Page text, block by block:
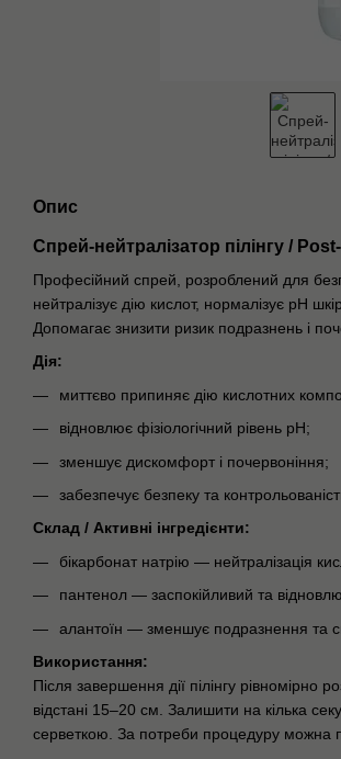
Опис
Спрей-нейтралізатор пілінгу /
Професійний спрей, розроблений для
нейтралізує дію кислот, нормалізує pH
Допомагає знизити ризик подразнень і
Дія:
миттєво припиняє дію кислотних
відновлює фізіологічний рівень pH;
зменшує дискомфорт і почервоніння;
забезпечує безпеку та
Склад / Активні інгредієнти:
бікарбонат натрію — нейтралізація
пантенол — заспокійливий та
алантоїн — зменшує подразнення та
Використання:
Після завершення дії пілінгу рівномірно
відстані 15–20 см. Залишити на кілька
серветкою. За потреби процедуру можна